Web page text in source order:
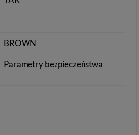
BROWN
Parametry bezpieczeństwa